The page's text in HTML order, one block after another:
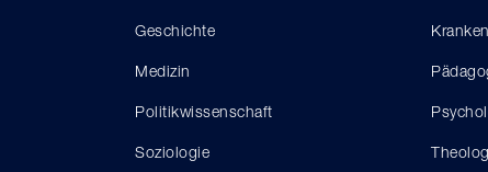
Geschichte
Medizin
Politikwissenschaft
Soziologie